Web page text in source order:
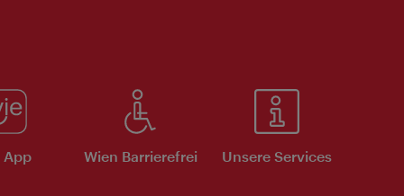
App Wien Barrierefrei Unsere Services